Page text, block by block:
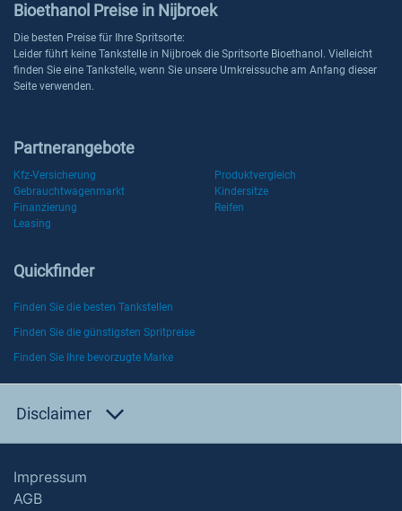
Bioethanol Preise in Nijbroek
Die besten Preise für Ihre Spritsorte:
Leider führt keine Tankstelle in Nijbroek die Spritsorte Bioethanol. Vielleicht
finden Sie eine Tankstelle, wenn Sie unsere Umkreissuche am Anfang dieser
Seite verwenden.
Partnerangebote
Kfz-Versicherung
Produktvergleich
Gebrauchtwagenmarkt
Kindersitze
Finanzierung
Reifen
Leasing
Quickfinder
Finden Sie die besten Tankstellen
Finden Sie die günstigsten Spritpreise
Finden Sie Ihre bevorzugte Marke
Disclaimer
Impressum
AGB